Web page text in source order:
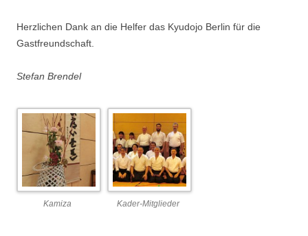
Herzlichen Dank an die Helfer das Kyudojo Berlin für die
Gastfreundschaft.
Stefan Brendel
Kamiza Kader-Mitglieder